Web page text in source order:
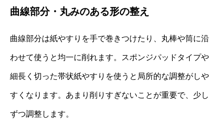
曲線部分・丸みのある形の整え
曲線部分は紙やすりを手で巻きつけたり、丸棒や筒に沿
わせて使うと均一に削れます。スポンジパッドタイプや
細長く切った帯状紙やすりを使うと局所的な調整がしや
すくなります。あまり削りすぎないことが重要で、少し
ずつ調整します。